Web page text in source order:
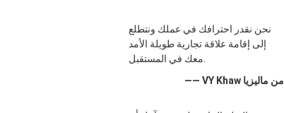
نحن نقدر احترافك في عملك ونتطلع
إلى إقامة علاقة تجارية طويلة الأمد
—— VY Khaw من ماليزيا